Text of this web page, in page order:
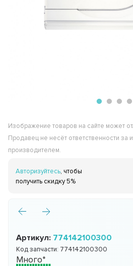
Изображение товаров на сайте может
Продавец не несёт ответственности за
производителем.
Авторизуйтесь, чтобы
получить скидку 5%
Артикул: 774142100300
Код запчасти: 774142100300
Много*